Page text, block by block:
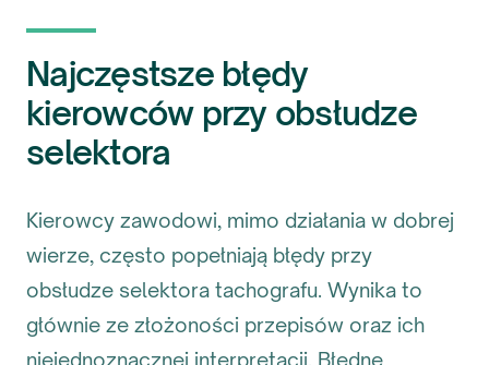
Najczęstsze błędy
kierowców przy obsłudze
selektora
Kierowcy zawodowi, mimo działania w dobrej
wierze, często popełniają błędy przy
obsłudze selektora tachografu. Wynika to
głównie ze złożoności przepisów oraz ich
niejednoznacznej interpretacji. Błędne